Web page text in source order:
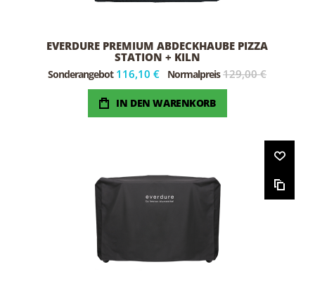
EVERDURE PREMIUM ABDECKHAUBE PIZZA
STATION + KILN
Sonderangebot 116,10 € Normalpreis 129,00 €
IN DEN WARENKORB